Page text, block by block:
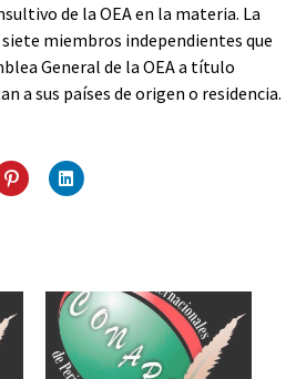
de la OEA en la materia. La
miembros independientes que
General de la OEA a título
a sus países de origen o residencia.